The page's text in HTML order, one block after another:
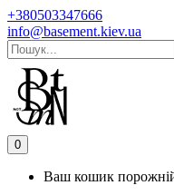
+380503347666
info@basement.kiev.ua
0
Ваш кошик